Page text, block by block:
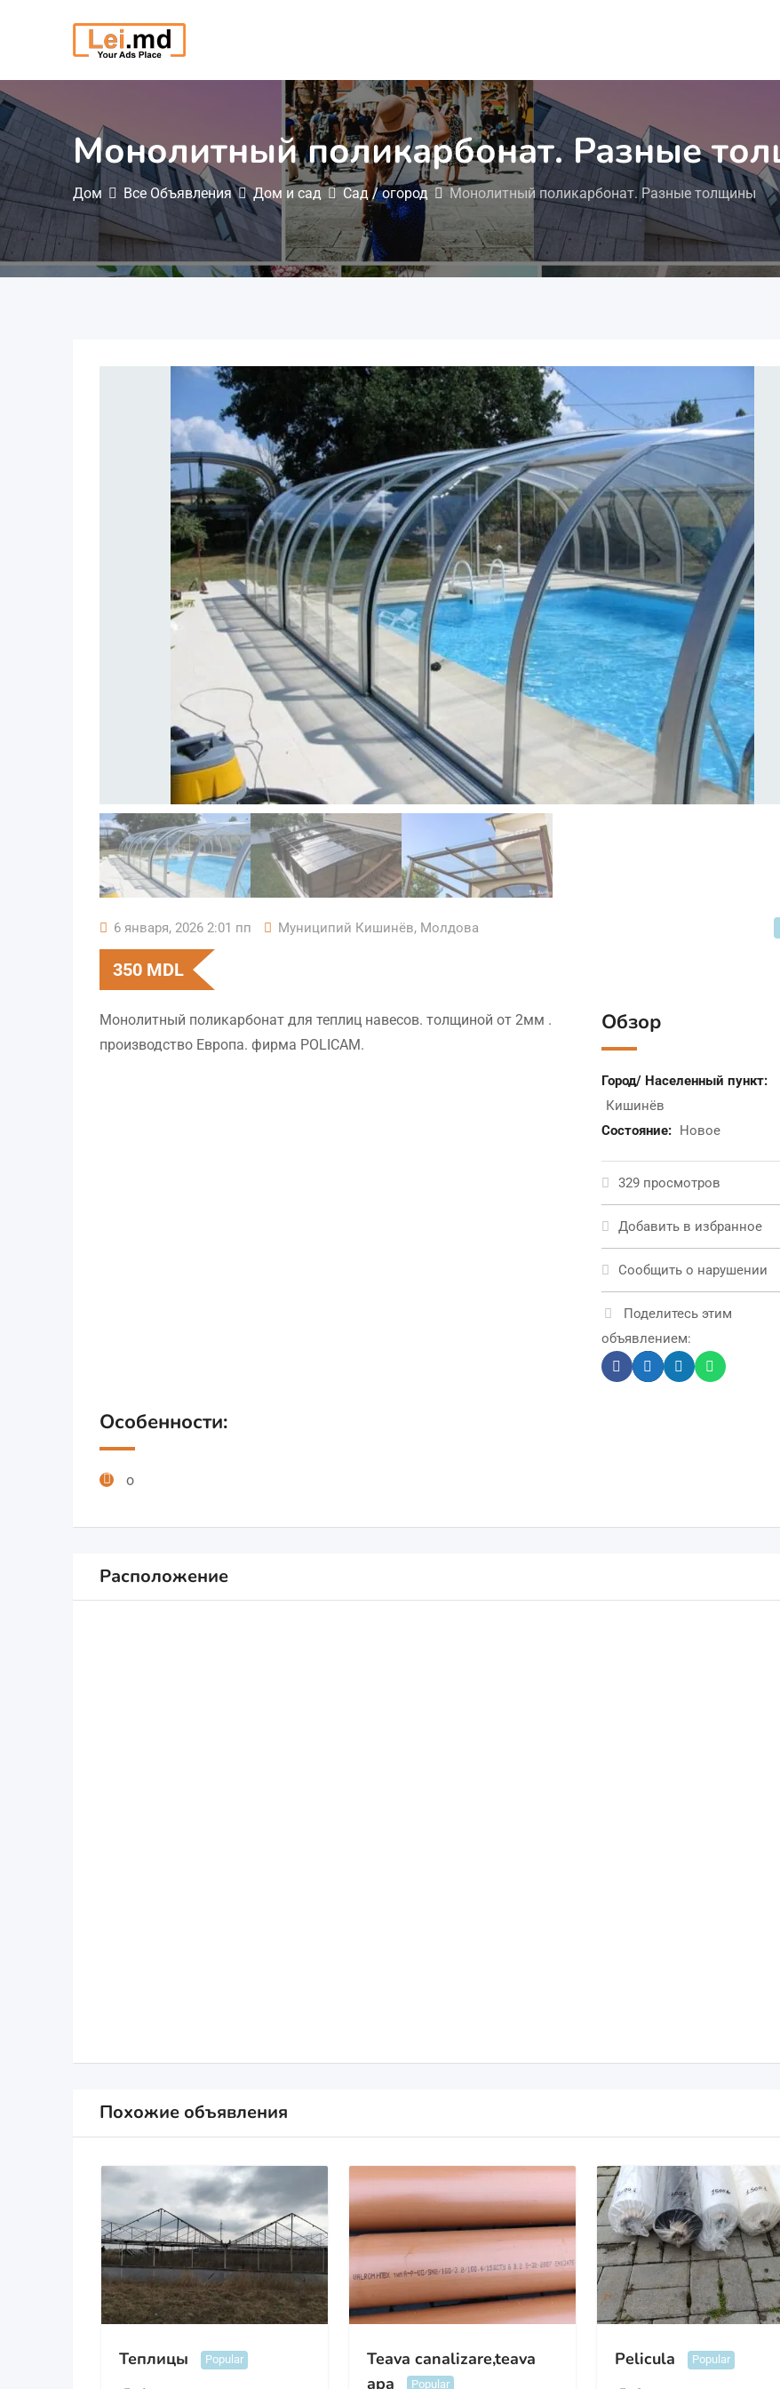
содержимому
Монолитный поликарбонат. Разные
Дом Все Объявления Дом и сад Сад / огород Монолитный поликарбонат. Разные толщины
6 января, 2026 2:01 пп Муниципий Кишинёв, Молдова
350 MDL
Монолитный поликарбонат для теплиц навесов. толщиной от 2мм .
производство Европа. фирма POLICAM.
Обзор
Город/ Населенный пункт:
Кишинёв
Состояние: Новое
329 просмотров
Добавить в избранное
Сообщить о нарушении
Поделитесь этим
объявлением:
Особенности:
о
Расположение
Похожие объявления
Теплицы Popular
Teava canalizare,teava
apa
Popular
Pelicula Popular